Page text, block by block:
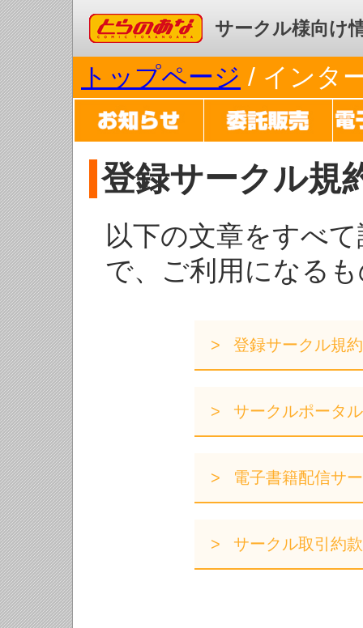
コミックとらのあな サークル様向け
トップページ / インタ
登録サークル規
以下の文章をすべ
で、ご利用になる
登録サークル規約
サークルポータ
電子書籍配信サ
サークル取引約款